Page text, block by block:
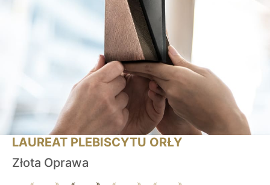
LAUREAT PLEBISCYTU ORŁY
Złota Oprawa